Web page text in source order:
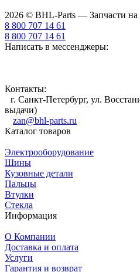
2026 © BHL-Parts — Запчасти
8 800 707 14 61
8 800 707 14 61
Написать в мессенджеры:
Контакты:
г. Санкт-Петербург, ул.
выдачи)
zan@bhl-parts.ru
Каталог товаров
Электрооборудование
Шины
Кузовные детали
Пальцы
Втулки
Стекла
Информация
О Компании
Доставка и оплата
Услуги
Гарантия и возврат